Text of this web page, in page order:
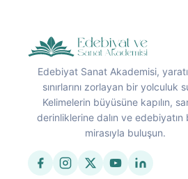
Edebiyat Sanat Akademisi,
sınırlarını zorlayan bir yolculuk
Kelimelerin büyüsüne kapılın,
derinliklerine dalın ve edebiyatın
mirasıyla buluşun.